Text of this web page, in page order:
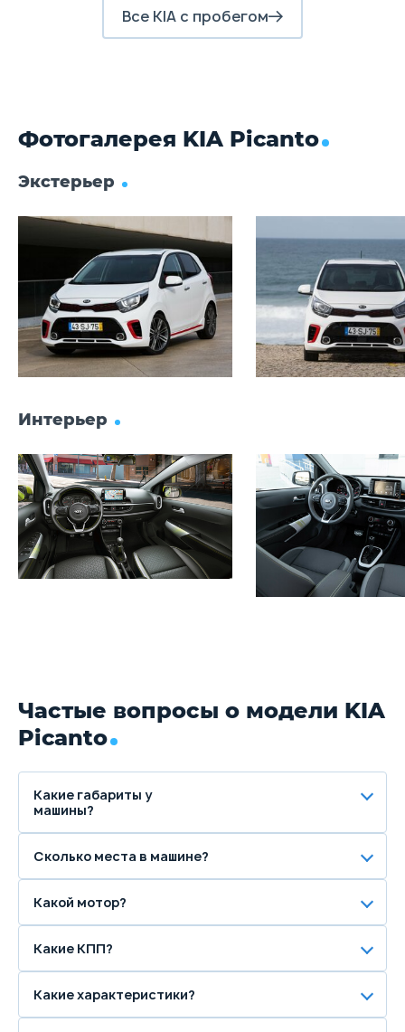
Задние тормозаВсе KIA с пробегом
Фотогалерея KIA Picanto
Экстерьер
Интерьер
Частые вопросы о модели KIA
Picanto
Какие габариты у
машины?
Сколько места в машине?
Какой мотор?
Какие КПП?
Какие характеристики?